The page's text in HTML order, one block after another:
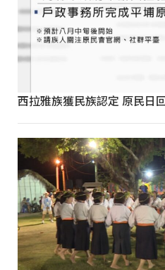
西拉雅族獲民族認定 原民日